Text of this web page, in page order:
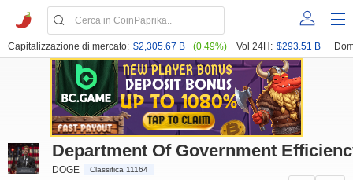
Capitalizzazione di mercato: $2,305.67 B (0.49%) Vol 24H: $293.51 B
Department Of Government
DOGE Classifica 11164